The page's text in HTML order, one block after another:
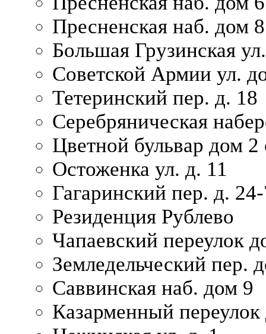
Пресненская наб. дом 8
Большая Грузинская
Советской Армии ул.
Тетеринский пер. д. 18
Серебряническая
Цветной бульвар дом 2
Остоженка ул. д. 11
Гагаринский пер. д.
Резиденция Рублево
Чапаевский переулок
Земледельческий пер.
Саввинская наб. дом 9
Казарменный переулок